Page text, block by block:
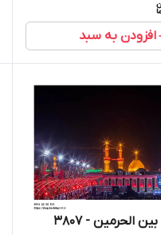
افزودن به سبد
الحرمین - 3807